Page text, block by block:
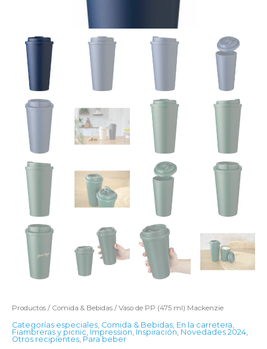
Productos / Comida & Bebidas / Vaso de PP (475 ml) Mackenzie
Categorías especiales Comida & Bebidas En la carretera
Fiambreras y picnic Impression Inspiración Novedades 2024
Otros recipientes Para beber